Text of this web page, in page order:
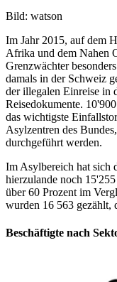
Bild: watson
Im Jahr 2015, auf dem
Afrika und dem Nahen
Grenzwächter
damals in der Schweiz
der illegalen Einreise in
Reisedokumente.
das wichtigste
Asylzentren des
durchgeführt werden.
Im Asylbereich hat sich
hierzulande noch
über 60 Prozent im
wurden 16 563 gezählt,
Beschäftigte nach